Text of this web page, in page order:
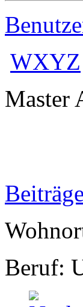
WXYZ
Master
Beruf: